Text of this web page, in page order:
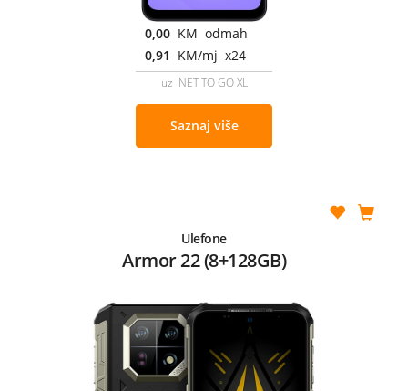
0,00 KM odmah
0,91 KM/mj x24
uz NET TO GO XL
Saznaj više
Ulefone
Armor 22 (8+128GB)